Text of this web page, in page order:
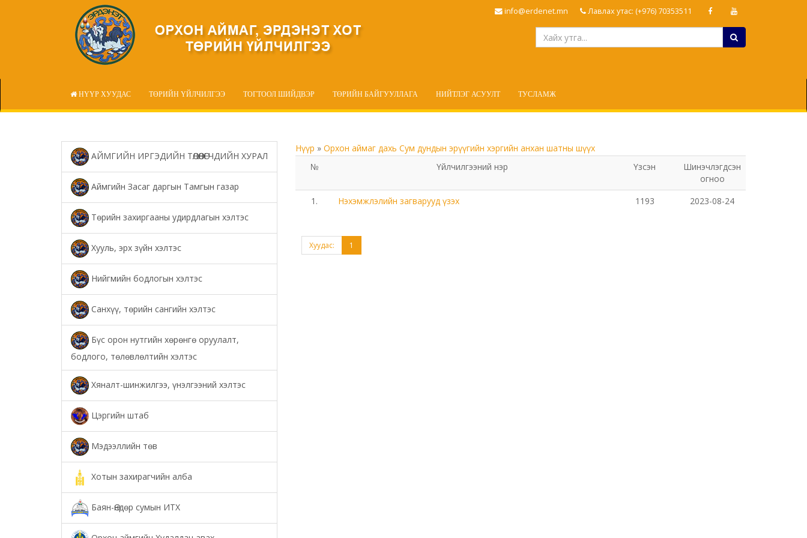
info@erdenet.mn Лавлах утас: (+976) 70353511
НҮҮР ХУУДАС ТӨРИЙН ҮЙЛЧИЛГЭЭ ТОГТООЛ ШИЙДВЭР ТӨРИЙН БАЙГУУЛЛАГА НИЙТЛЭГ АСУУЛТ ТУСЛАМЖ
АЙМГИЙН ИРГЭДИЙН ТӨЛӨӨЛӨГЧДИЙН ХУРАЛ
Аймгийн Засаг даргын Тамгын газар
Төрийн захиргааны удирдлагын хэлтэс
Хууль, эрх зүйн хэлтэс
Нийгмийн бодлогын хэлтэс
Санхүү, төрийн сангийн хэлтэс
Бүс орон нутгийн хөрөнгө оруулалт,
бодлого, төлөвлөлтийн хэлтэс
Хяналт-шинжилгээ, үнэлгээний хэлтэс
Цэргийн штаб
Мэдээллийн төв
Хотын захирагчийн алба
Баян-Өндөр сумын ИТХ
Нүүр » Орхон аймаг дахь Сум дундын эрүүгийн хэргийн анхан шатны шүүх
№
Үйлчилгээний нэр Үзсэн
Шинэчлэгдсэн
огноо
1.
Нэхэмжлэлийн загварууд үзэх 1193 2023-08-24
Хуудас: 1